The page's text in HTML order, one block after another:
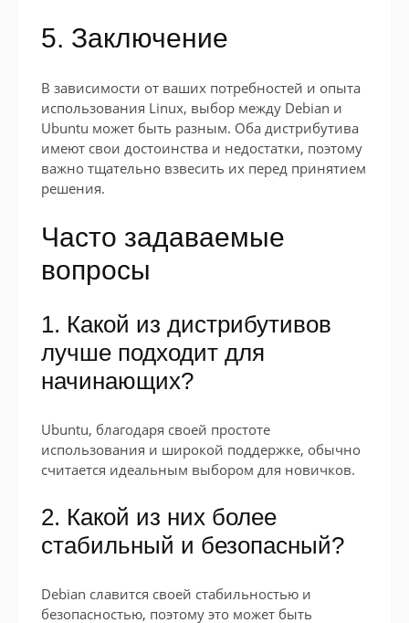
5. Заключение
В зависимости от ваших потребностей и опыта
использования Linux, выбор между Debian и
Ubuntu может быть разным. Оба дистрибутива
имеют свои достоинства и недостатки, поэтому
важно тщательно взвесить их перед принятием
решения.
Часто задаваемые
вопросы
1. Какой из дистрибутивов
лучше подходит для
начинающих?
Ubuntu, благодаря своей простоте
использования и широкой поддержке, обычно
считается идеальным выбором для новичков.
2. Какой из них более
стабильный и безопасный?
Debian славится своей стабильностью и
безопасностью, поэтому это может быть